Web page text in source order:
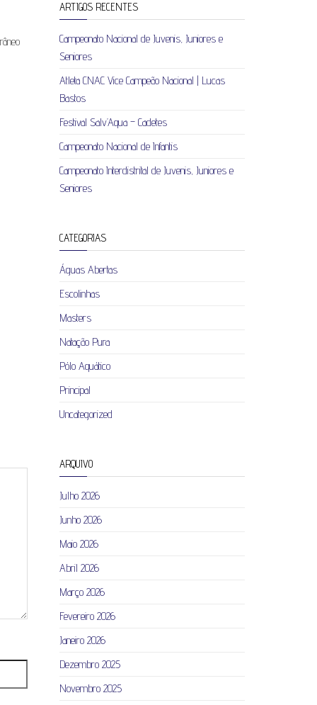
ARTIGOS RECENTES
Campeonato Nacional de Juvenis, Juniores e
Seniores
Atleta CNAC Vice Campeão Nacional | Lucas
Bastos
Festival Salv’Aqua – Cadetes
Campeonato Nacional de Infantis
Campeonato Interdistrital de Juvenis, Juniores e
Seniores
CATEGORIAS
Águas Abertas
Escolinhas
Masters
Natação Pura
Pólo Aquático
Principal
Uncategorized
ARQUIVO
Julho 2026
Junho 2026
Maio 2026
Abril 2026
Março 2026
Fevereiro 2026
Janeiro 2026
Dezembro 2025
Novembro 2025